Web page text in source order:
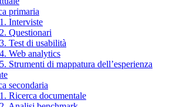
primaria
Interviste
Questionari
Test di usabilità
Web analytics
Strumenti di mappatura dell’esperienza
secondaria
Ricerca documentale